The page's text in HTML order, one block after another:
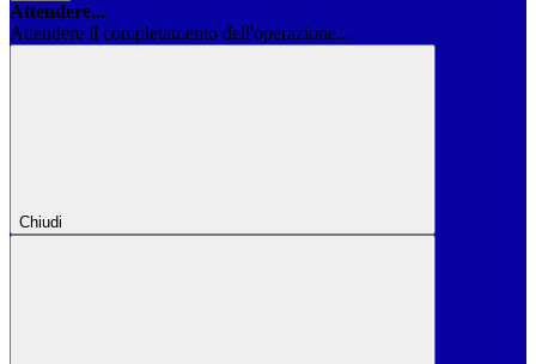
Attendere...
Attendere il completamento dell'operazione...
Chiudi